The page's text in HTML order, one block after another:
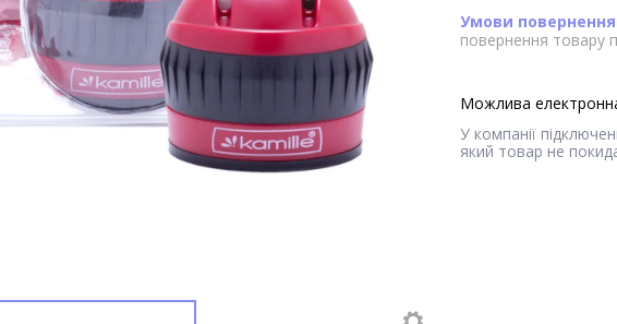
повернення товару
У компанії
який товар не